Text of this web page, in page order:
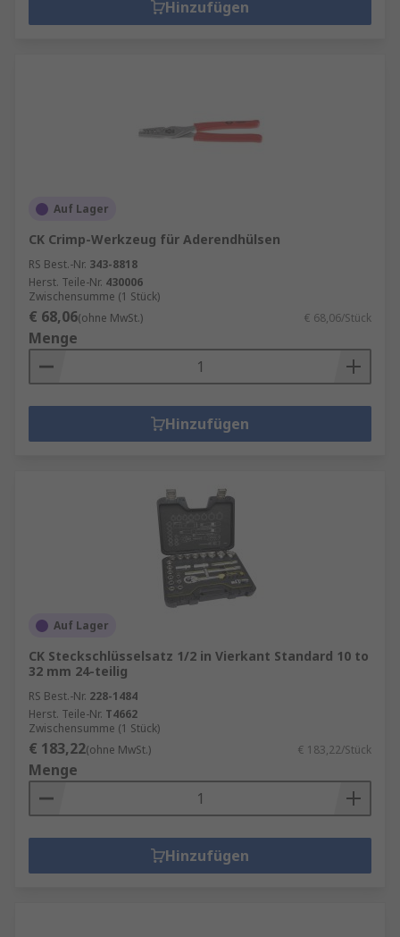
Hinzufügen
Auf Lager
CK Crimp-Werkzeug für Aderendhülsen
RS Best.-Nr. 343-8818
Herst. Teile-Nr. 430006
Zwischensumme (1 Stück)
€ 68,06(ohne MwSt.) € 68,06/Stück
Menge
Hinzufügen
Auf Lager
CK Steckschlüsselsatz 1/2 in Vierkant Standard 10 to
32 mm 24-teilig
RS Best.-Nr. 228-1484
Herst. Teile-Nr. T4662
Zwischensumme (1 Stück)
€ 183,22(ohne MwSt.) € 183,22/Stück
Menge
Hinzufügen